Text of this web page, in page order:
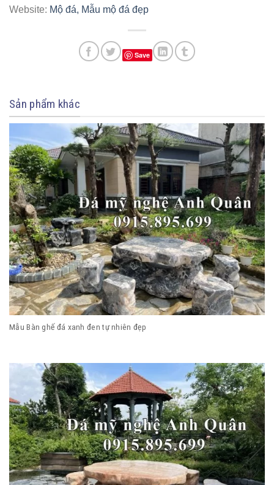
Website: Mộ đá, Mẫu mộ đá đẹp
Save
Sản phẩm khác
Mẫu Bàn ghế đá xanh đen tự nhiên đẹp